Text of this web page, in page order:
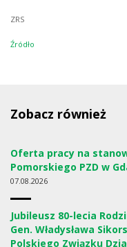
ZRS
Źródło
Zobacz również
Oferta pracy na
Pomorskiego PZD w
07 08.2026
Jubileusz 80-lecia
Gen. Władysława
Polskiego Związku